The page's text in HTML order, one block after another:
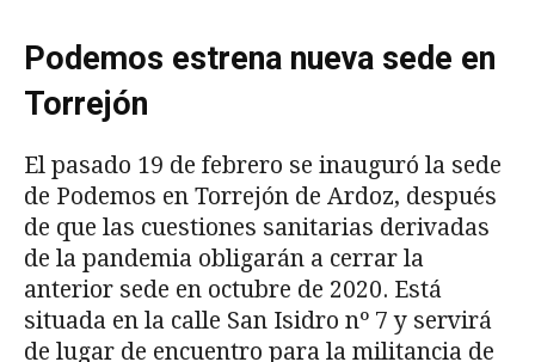
Podemos estrena nueva sede en
Torrejón
El pasado 19 de febrero se inauguró la sede
de Podemos en Torrejón de Ardoz, después
de que las cuestiones sanitarias derivadas
de la pandemia obligarán a cerrar la
anterior sede en octubre de 2020. Está
situada en la calle San Isidro nº 7 y servirá
de lugar de encuentro para la militancia de